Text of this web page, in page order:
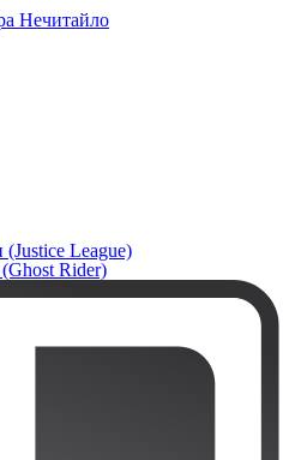
Нечитайло
League)
Rider)